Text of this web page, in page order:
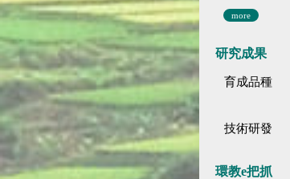
more
研究成果
育成品種
技術研發
環教e把抓